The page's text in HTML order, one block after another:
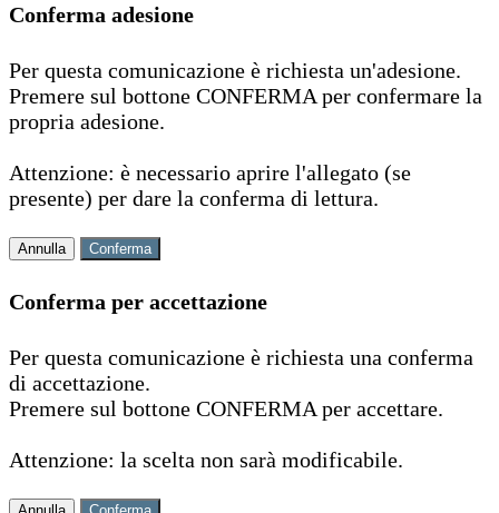
Conferma adesione
Per questa comunicazione è richiesta un'adesione.
Premere sul bottone CONFERMA per confermare la
propria adesione.
Attenzione: è necessario aprire l'allegato (se
presente) per dare la conferma di lettura.
Annulla Conferma
Conferma per accettazione
Per questa comunicazione è richiesta una conferma
di accettazione.
Premere sul bottone CONFERMA per accettare.
Attenzione: la scelta non sarà modificabile.